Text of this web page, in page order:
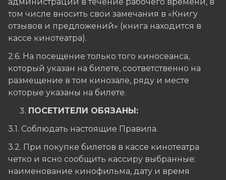
том числе вносить свои замечания в «Книгу
отзывов и предложений» (книга находится в
кассе кинотеатра).
2.6. На посещение только того киносеанса,
который указан на билете, соответственно на
размещение в том кинозале, ряду и месте
которые указаны на билете.
ПОСЕТИТЕЛИ ОБЯЗАНЫ:
3.1. Соблюдать настоящие Правила.
3.2. При покупке билетов в кассе кинотеатра
четко и ясно сообщить кассиру выбранные:
наименование кинофильма, дату и время